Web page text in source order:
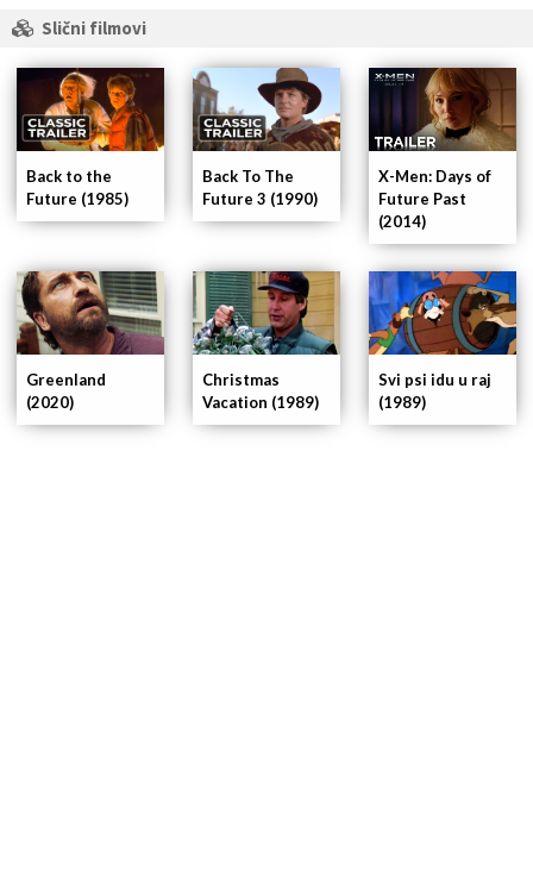
Slični filmovi
X-Men: Days of
Future Past
(2014)
Back To The
Future 3 (1990)
Back to the
Future (1985)
Svi psi idu u raj
(1989)
Christmas
Vacation (1989)
Greenland
(2020)